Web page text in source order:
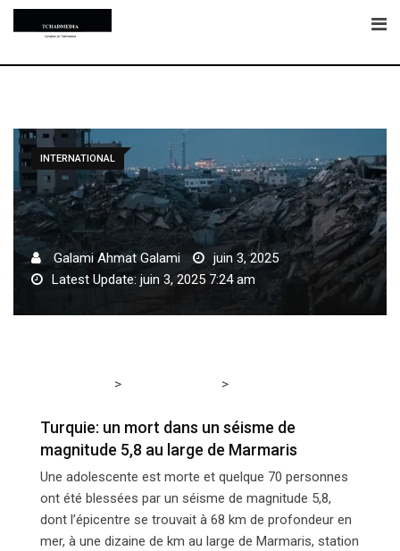
Skip
INTERNATIONAL
Galami Ahmat Galami
juin 3, 2025
Latest Update: juin 3, 2025 7:24 am
> >
Turquie: un mort dans un séisme de
magnitude 5,8 au large de Marmaris
Une adolescente est morte et quelque 70 personnes
ont été blessées par un séisme de magnitude 5,8,
dont l’épicentre se trouvait à 68 km de profondeur en
mer, à une dizaine de km au large de Marmaris, station